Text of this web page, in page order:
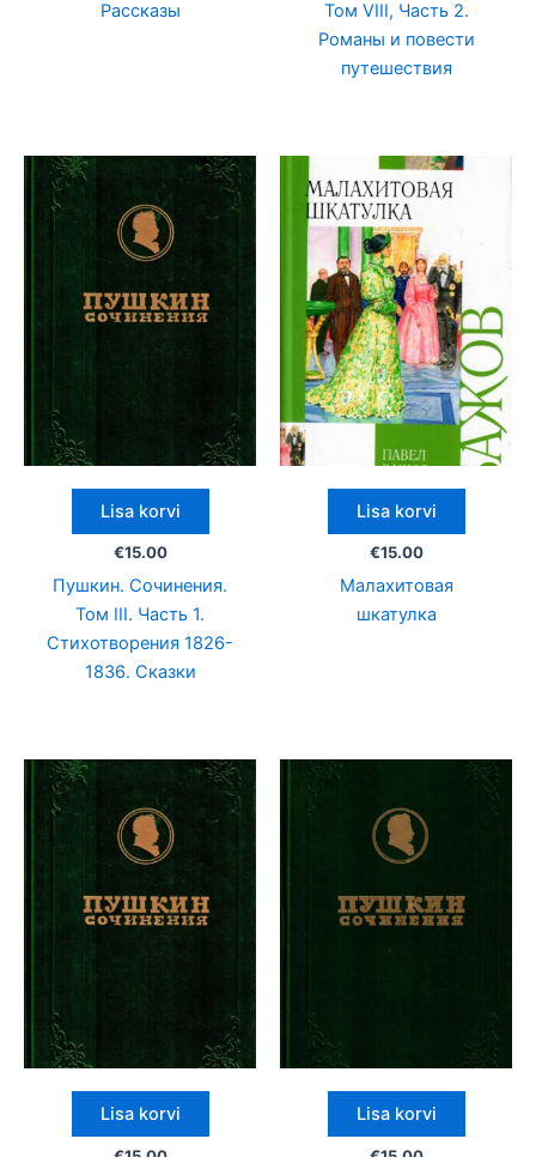
Рассказы
Том VIII, Часть 2.
Романы и повести
путешествия
Lisa korvi
€15.00
Пушкин. Сочинения.
Том III. Часть 1.
Стихотворения 1826-
1836. Сказки
Lisa korvi
€15.00
Малахитовая
шкатулка
Lisa korvi Lisa korvi